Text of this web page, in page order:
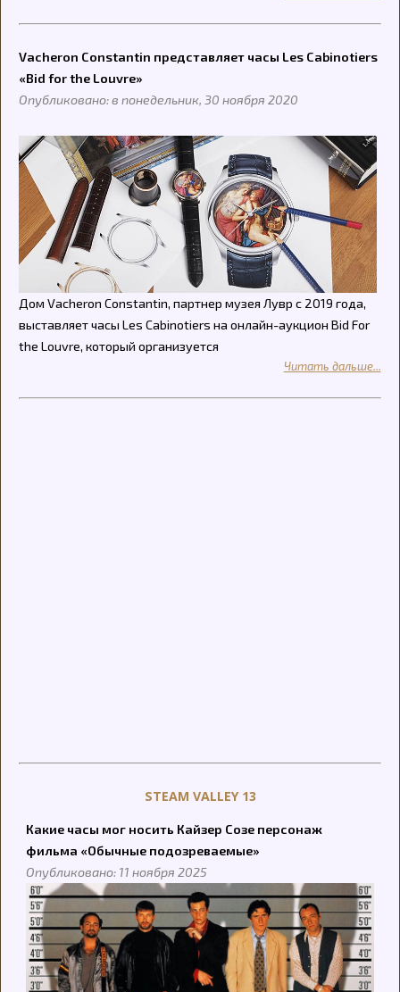
Vacheron Constantin представляет часы Les Cabinotiers
«Bid for the Louvre»
Опубликовано: в понедельник, 30 ноября 2020
Дом Vacheron Constantin, партнер музея Лувр с 2019 года,
выставляет часы Les Cabinotiers на онлайн-аукцион Bid For
the Louvre, который организуется
Читать дальше...
STEAM VALLEY 13
Какие часы мог носить Кайзер Созе персонаж
фильма «Обычные подозреваемые»
Опубликовано: 11 ноября 2025